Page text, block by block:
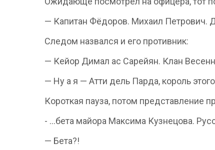
— Капитан Фёдоров. Михаил Петрович.
Следом назвался и его противник:
— Кейор Димал ас Сарейян. Клан
— Ну а я — Атти дель Парда, король
Короткая пауза, потом представление
- …бета майора Максима Кузнецова.
— Бета?!